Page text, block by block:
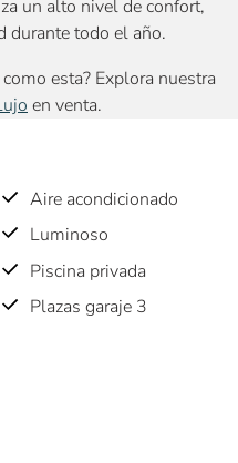
un alto nivel de confort,
durante todo el año.
esta? Explora nuestra
en venta.
Aire acondicionado
Luminoso
Piscina privada
Plazas garaje 3